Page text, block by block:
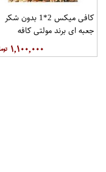
کافی میکس 2*1 بدون شکر
جعبه اي برند مولتی کافه
۱,۱۰۰,۰۰۰